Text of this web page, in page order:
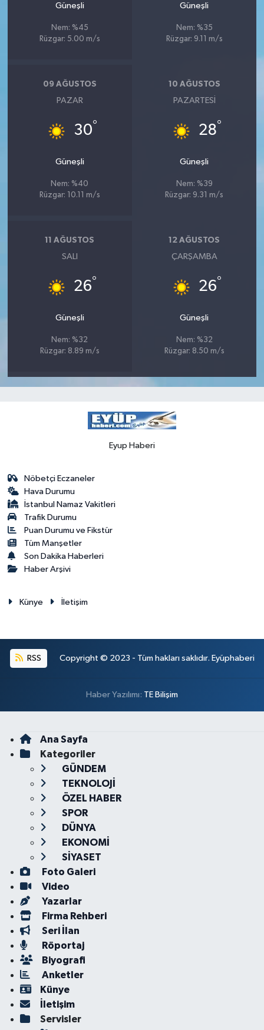
Güneşli
Nem: %45
Rüzgar: 5.00 m/s
Güneşli
Nem: %35
Rüzgar: 9.11 m/s
09 AĞUSTOS
PAZAR
30°
Güneşli
Nem: %40
Rüzgar: 10.11 m/s
10 AĞUSTOS
PAZARTESI
28°
Güneşli
Nem: %39
Rüzgar: 9.31 m/s
11 AĞUSTOS
SALI
26°
Güneşli
Nem: %32
Rüzgar: 8.89 m/s
12 AĞUSTOS
ÇARŞAMBA
26°
Güneşli
Nem: %32
Rüzgar: 8.50 m/s
Eyup Haberi
Nöbetçi Eczaneler
Hava Durumu
İstanbul Namaz Vakitleri
Trafik Durumu
Puan Durumu ve Fikstür
Tüm Manşetler
Son Dakika Haberleri
Haber Arşivi
Künye İletişim
RSS Copyright © 2023 - Tüm hakları saklıdır. Eyüphaberi
Haber Yazılımı: TE Bilişim
Ana Sayfa
Kategoriler
GÜNDEM
TEKNOLOJİ
ÖZEL HABER
SPOR
DÜNYA
EKONOMİ
SİYASET
Foto Galeri
Video
Yazarlar
Firma Rehberi
Seri İlan
Röportaj
Biyografi
Anketler
Künye
İletişim
Servisler